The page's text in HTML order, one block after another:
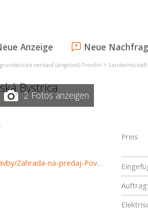
Anzeige Neue
verkauf (angebot) Trenčín >
Bystrica
2 Fotos anzeigen
https://www.reality-povazska.sk/predaj-pozemky-pozemkov-novostavby/Zahrada-na-predaj-Povazska-Bystrica-35472/?utm_source=areality&utm_medium=xml&utm_term=35472&utm_content=chalupa&utm_campaign=portaly
Preis